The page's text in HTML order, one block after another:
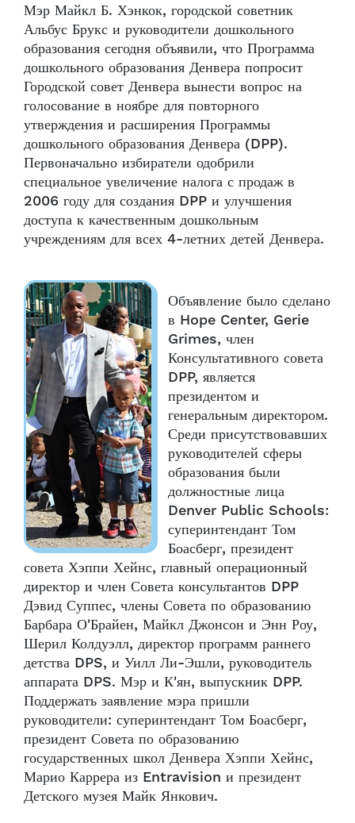
Мэр Майкл Б. Хэнкок, городской советник
Альбус Брукс и руководители дошкольного
образования сегодня объявили, что Программа
дошкольного образования Денвера попросит
Городской совет Денвера вынести вопрос на
голосование в ноябре для повторного
утверждения и расширения Программы
дошкольного образования Денвера (DPP).
Первоначально избиратели одобрили
специальное увеличение налога с продаж в
2006 году для создания DPP и улучшения
доступа к качественным дошкольным
учреждениям для всех 4-летних детей Денвера.
Объявление было сделано
в Hope Center, Gerie
Grimes, член
Консультативного совета
DPP, является
президентом и
генеральным директором.
Среди присутствовавших
руководителей сферы
образования были
должностные лица
Denver Public Schools:
суперинтендант Том
Боасберг, президент
совета Хэппи Хейнс, главный операционный
директор и член Совета консультантов DPP
Дэвид Суппес, члены Совета по образованию
Барбара О'Брайен, Майкл Джонсон и Энн Роу,
Шерил Колдуэлл, директор программ раннего
детства DPS, и Уилл Ли-Эшли, руководитель
аппарата DPS. Мэр и К'ян, выпускник DPP.
Поддержать заявление мэра пришли
руководители: суперинтендант Том Боасберг,
президент Совета по образованию
государственных школ Денвера Хэппи Хейнс,
Марио Каррера из Entravision и президент
Детского музея Майк Янкович.